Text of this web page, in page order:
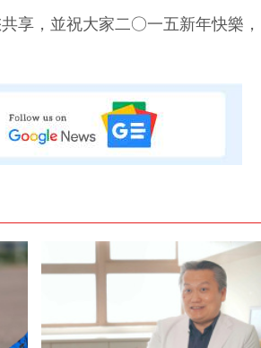
享，並祝大家二○一五新年快樂，